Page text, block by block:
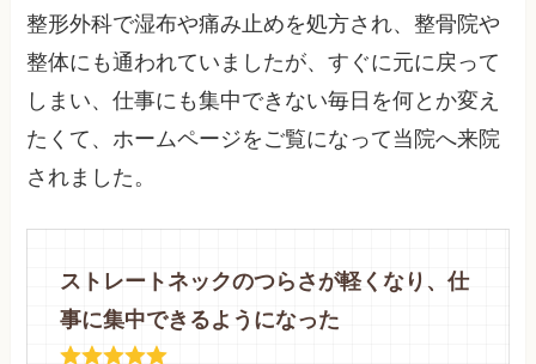
整形外科で湿布や痛み止めを処方され、整骨院や
整体にも通われていましたが、すぐに元に戻って
しまい、仕事にも集中できない毎日を何とか変え
たくて、ホームページをご覧になって当院へ来院
されました。
ストレートネックのつらさが軽くなり、仕
事に集中できるようになった